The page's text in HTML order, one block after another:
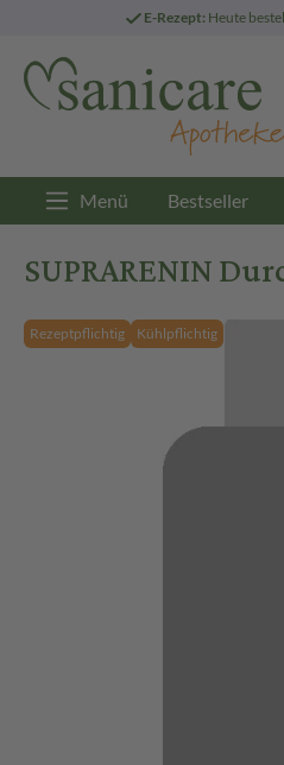
E-Rezept: Heute
Menü Bestseller
SUPRARENIN
Rezeptpflichtig Kühlpflichtig